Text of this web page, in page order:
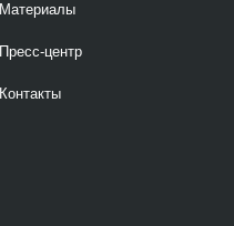
Материалы
Пресс-центр
Контакты